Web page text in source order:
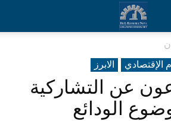
الإقتصادي الابرز
عن التشاركية
الودائع